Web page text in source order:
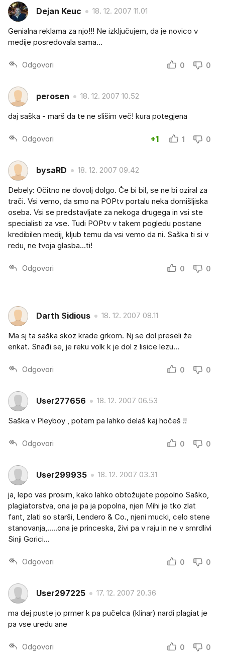
Dejan Keuc 18. 12. 2007 11.01
Genialna reklama za njo!!! Ne izključujem, da je novico v
medije posredovala sama...
Odgovori 0 0
perosen 18. 12. 2007 10.52
daj saška - marš da te ne slišim več! kura potegjena
Odgovori +1 1 0
bysaRD 18. 12. 2007 09.42
Debely: Očitno ne dovolj dolgo. Če bi bil, se ne bi oziral za
trači. Vsi vemo, da smo na POPtv portalu neka domišljiska
oseba. Vsi se predstavljate za nekoga drugega in vsi ste
specialisti za vse. Tudi POPtv v takem pogledu postane
kredibilen medij, kljub temu da vsi vemo da ni. Saška ti si v
redu, ne tvoja glasba...ti!
Odgovori 0 0
Darth Sidious 18. 12. 2007 08.11
Ma sj ta saška skoz krade grkom. Nj se dol preseli že
enkat. Snađi se, je reku volk k je dol z lisice lezu...
Odgovori 0 0
User277656 18. 12. 2007 06.53
Saška v Pleyboy , potem pa lahko delaš kaj hočeš !!
Odgovori 0 0
User299935 18. 12. 2007 03.31
ja, lepo vas prosim, kako lahko obtožujete popolno Saško,
plagiatorstva, ona je pa ja popolna, njen Mihi je tko zlat
fant, zlati so starši, Lendero & Co., njeni mucki, celo stene
stanovanja,.....ona je princeska, živi pa v raju in ne v smrdlivi
Sinji Gorici...
Odgovori 0 0
User297225 17. 12. 2007 20.36
ma dej puste jo prmer k pa pučelca (klinar) nardi plagiat je
pa vse uredu ane
Odgovori 0 0